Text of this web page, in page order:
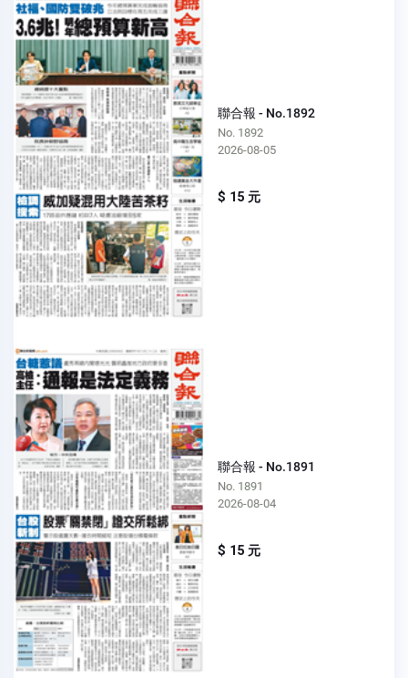
聯合報 - No.1892
No. 1892
2026-08-05
$ 15 元
聯合報 - No.1891
No. 1891
2026-08-04
$ 15 元